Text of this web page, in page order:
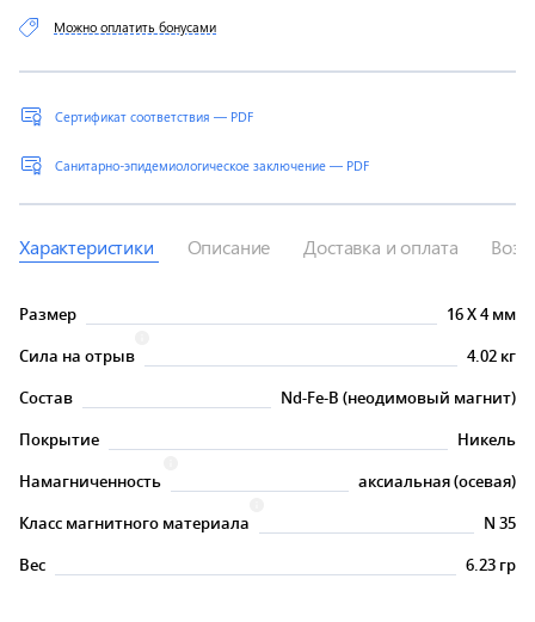
Сертификат соответствия — PDF
Санитарно-эпидемиологическое заключение — PDF
Можно оплатить бонусами
Характеристики Описание Доставка и оплата
Размер 16X4 мм
Сила на отрыв
4.02 кг
Состав
Nd-Fe-B (неодимовый магнит)
Покрытие
Никель
Намагниченность
аксиальная (осевая)
Класс магнитного материала
N 35
Вес
6.23 гр